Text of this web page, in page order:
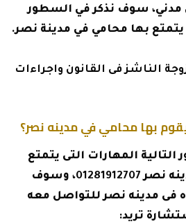
مدني، سوف نذكر في السطور
يتمتع بها محامي في مدينة نصر.
الناشز فى القانون واجراءات
بها محامي في مدينه نصر؟
المهارات التى يتمتع
نصر01281912707، وسوف
فى مدينه نصر للتواصل معه
تريد: